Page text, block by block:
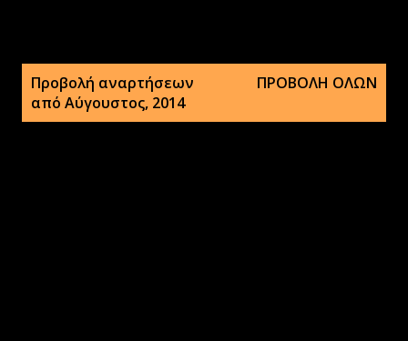
Προβολή αναρτήσεων
από Αύγουστος, 2014
ΠΡΟΒΟΛΉ ΌΛΩΝ